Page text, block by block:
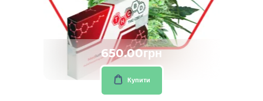
650.00грн
Купити